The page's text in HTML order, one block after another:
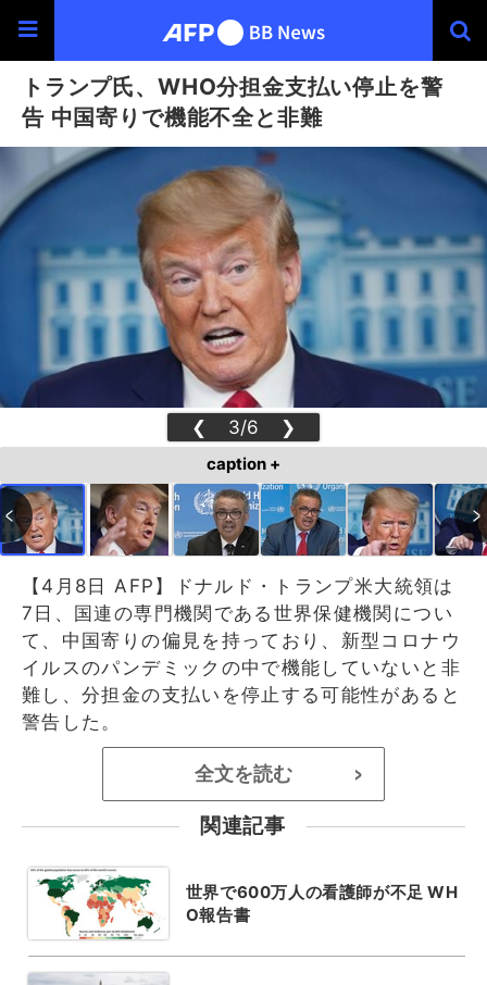
トランプ氏、WHO分担金支払い停止を警
告 中国寄りで機能不全と非難
❮ 3/6 ❯
caption +
【4月8日 AFP】ドナルド・トランプ米大統領は
7日、国連の専門機関である世界保健機関につい
て、中国寄りの偏見を持っており、新型コロナウ
イルスのパンデミックの中で機能していないと非
難し、分担金の支払いを停止する可能性があると
警告した。
全文を読む >
関連記事
世界で600万人の看護師が不足 WH
O報告書